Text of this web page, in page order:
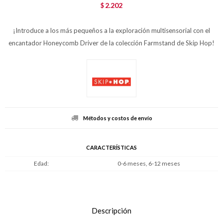
$ 2.202
¡Introduce a los más pequeños a la exploración multisensorial con el
encantador Honeycomb Driver de la colección Farmstand de Skip Hop!
Métodos y costos de envío
CARACTERÍSTICAS
Edad 0-6 meses, 6-12 meses
Descripción